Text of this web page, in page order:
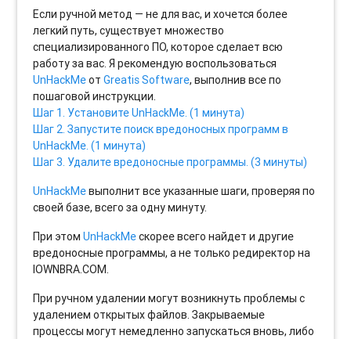
Если ручной метод — не для вас, и хочется более
легкий путь, существует множество
специализированного ПО, которое сделает всю
работу за вас. Я рекомендую воспользоваться
UnHackMeотGreatis Software, выполнив все по
пошаговой инструкции.
Шаг 1. Установите UnHackMe. (1 минута)
Шаг 2. Запустите поиск вредоносных программ в
UnHackMe. (1 минута)
Шаг 3. Удалите вредоносные программы. (3 минуты)
UnHackMeвыполнит все указанные шаги, проверяя по
своей базе, всего за одну минуту.
При этомUnHackMeскорее всего найдет и другие
вредоносные программы, а не только редиректор на
IOWNBRA.COM.
При ручном удалении могут возникнуть проблемы с
удалением открытых файлов. Закрываемые
процессы могут немедленно запускаться вновь, либо